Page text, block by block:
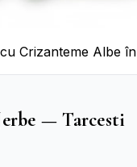
Crizanteme Albe în
— Tarcesti